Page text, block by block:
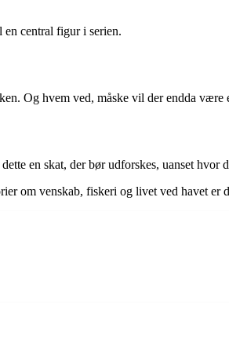
en central figur i serien.
Og hvem ved, måske vil der endda være
en skat, der bør udforskes, uanset hvor
om venskab, fiskeri og livet ved havet er